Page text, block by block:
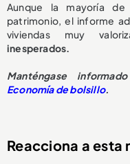
Aunque la mayoría
patrimonio, el informe
viviendas muy
inesperados.
Manténgase
Economía de bolsillo.
Reacciona a esta